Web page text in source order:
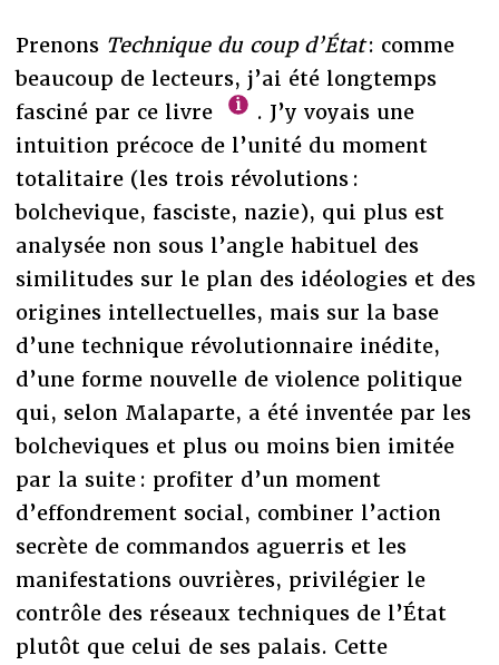
PrenonsTechnique du coup d’État: comme
beaucoup de lecteurs, j’ai été longtemps
fasciné par ce livre
. J’y voyais une
intuition précoce de l’unité du moment
totalitaire (les trois révolutions :
bolchevique, fasciste, nazie), qui plus est
analysée non sous l’angle habituel des
similitudes sur le plan des idéologies et des
origines intellectuelles, mais sur la base
d’une technique révolutionnaire inédite,
d’une forme nouvelle de violence politique
qui, selon Malaparte, a été inventée par les
bolcheviques et plus ou moins bien imitée
par la suite : profiter d’un moment
d’effondrement social, combiner l’action
secrète de commandos aguerris et les
manifestations ouvrières, privilégier le
contrôle des réseaux techniques de l’État
plutôt que celui de ses palais. Cette